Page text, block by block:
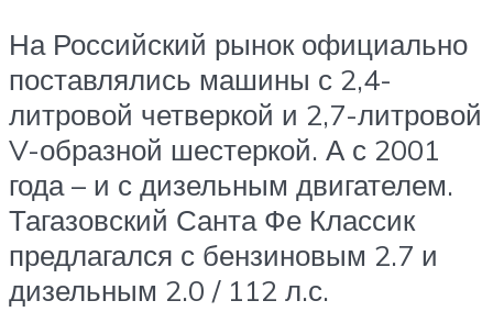
На Российский рынок официально
поставлялись машины с 2,4-
литровой четверкой и 2,7-литровой
V-образной шестеркой. А с 2001
года – и с дизельным двигателем.
Тагазовский Санта Фе Классик
предлагался с бензиновым 2.7 и
дизельным 2.0 / 112 л.с.